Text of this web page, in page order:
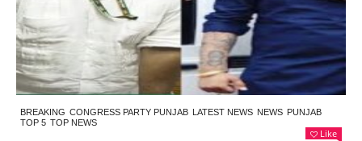
BREAKING CONGRESS PARTY PUNJAB LATEST NEWS NEWS PUNJAB
TOP 5 TOP NEWS
Like